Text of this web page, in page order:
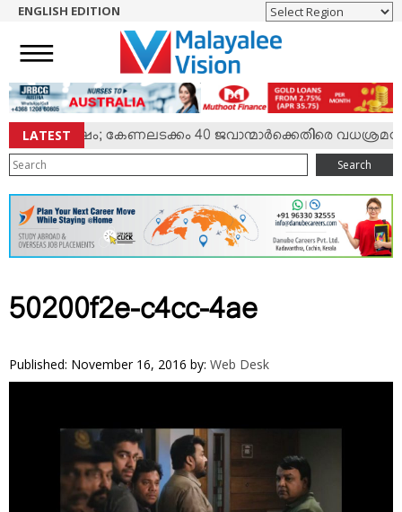
NEWS
ENGLISH
NRI
ENTERTAINMENT
MV SPECIAL
SPORTS
LIFESTYLE
TECH & AUTO
EDITORIAL
YOUR SAY
ENGLISH EDITION
LATEST
സംഘര്‍ഷം; കേണലടക്കം 40 ജവാന്മാര്‍ക്കെതിരെ
Search
50200f2e-c4cc-4ae
Published: November 16, 2016 by: Web Desk